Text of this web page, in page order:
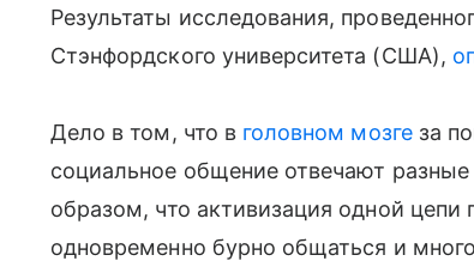
Результаты исследования,
Стэнфордского университета (США),
Дело в том, что в головном мозгеза
социальное общение отвечают
образом, что активизация одной цепи
одновременно бурно общаться и